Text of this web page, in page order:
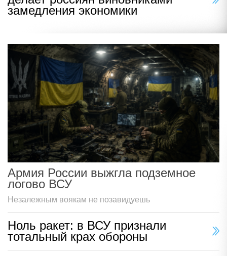
замедления экономики
Армия России выжгла подземное
логово ВСУ
Незалежным воякам не позавидуешь
Ноль ракет: в ВСУ признали
тотальный крах обороны